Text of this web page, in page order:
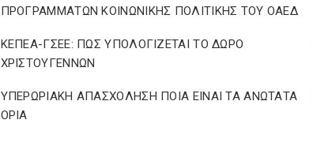
ΠΡΟΓΡΑΜΜΑΤΩΝ ΚΟΙΝΩΝΙΚΗΣ ΠΟΛΙΤΙΚΗΣ ΤΟΥ ΟΑΕΔ
ΚΕΠΕΑ-ΓΣΕΕ: ΠΩΣ ΥΠΟΛΟΓΙΖΕΤΑΙ ΤΟ ΔΩΡΟ
ΧΡΙΣΤΟΥΓΕΝΝΩΝ
ΥΠΕΡΩΡΙΑΚΗ ΑΠΑΣΧΟΛΗΣΗ ΠΟΙΑ ΕΙΝΑΙ ΤΑ ΑΝΩΤΑΤΑ
ΟΡΙΑ